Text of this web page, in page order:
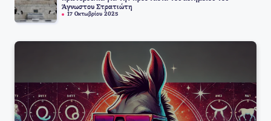
Άγνωστου Στρατιώτη
17 Οκτωβρίου 2025